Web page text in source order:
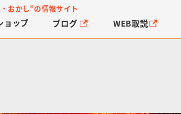
おかし”の情報サイト
ョップ ブログ WEB取説